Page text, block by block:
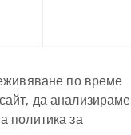
по време
да анализираме
политика за